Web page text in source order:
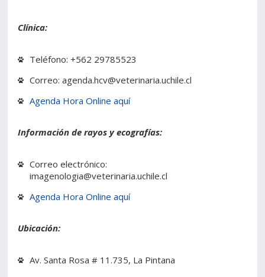
Clínica:
Teléfono: +562 29785523
Correo: agenda.hcv@veterinaria.uchile.cl
Agenda Hora Online aquí
Información de rayos y ecografías:
Correo electrónico:
imagenologia@veterinaria.uchile.cl
Agenda Hora Online aquí
Ubicación:
Av. Santa Rosa # 11.735, La Pintana